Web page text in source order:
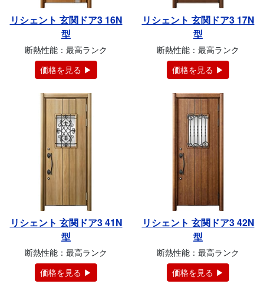
リシェント 玄関ドア3 16N
型
断熱性能：最高ランク
価格を見る ▶
リシェント 玄関ドア3 17N
型
断熱性能：最高ランク
価格を見る ▶
リシェント 玄関ドア3 41N
型
断熱性能：最高ランク
価格を見る ▶
リシェント 玄関ドア3 42N
型
断熱性能：最高ランク
価格を見る ▶